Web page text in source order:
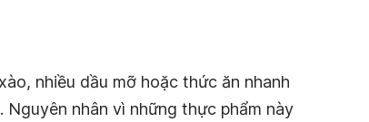
nhiều dầu mỡ hoặc thức ăn nhanh
. Nguyên nhân vì những thực phẩm này